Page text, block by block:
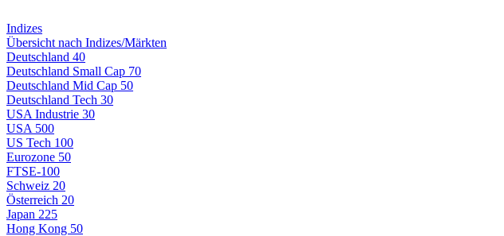
Indizes
Übersicht nach Indizes/Märkten
Deutschland 40
Deutschland Small Cap 70
Deutschland Mid Cap 50
Deutschland Tech 30
USA Industrie 30
USA 500
US Tech 100
Eurozone 50
FTSE-100
Schweiz 20
Österreich 20
Japan 225
Hong Kong 50